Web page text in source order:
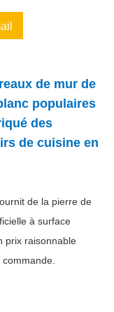
de mur de
populaires
des
de cuisine en
de la pierre de
à surface
prix raisonnable